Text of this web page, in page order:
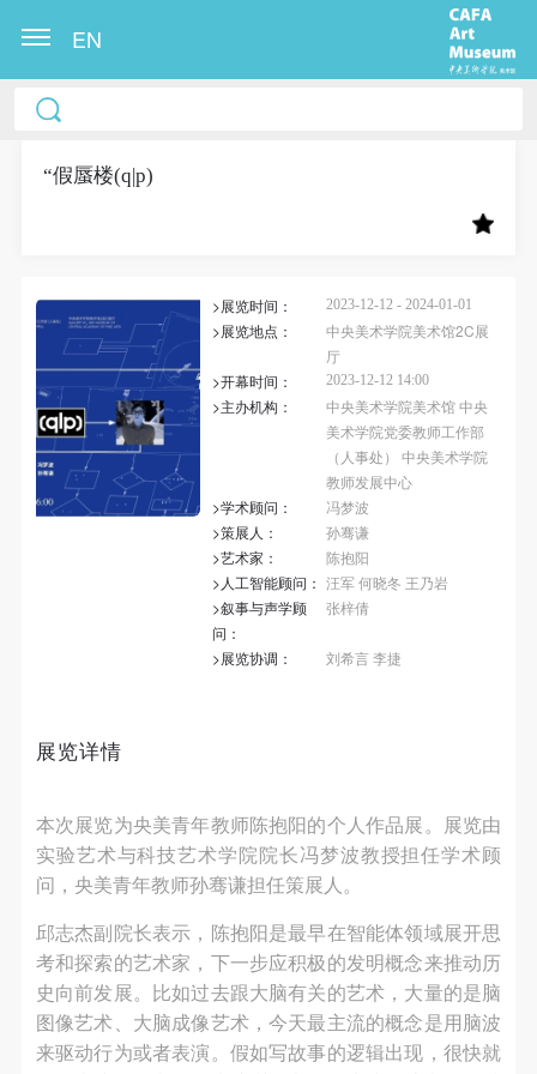
EN
“假蜃楼(q|p)
>展览时间： 2023-12-12 - 2024-01-01
>展览地点：
中央美术学院美术馆2C展
厅
>开幕时间：
2023-12-12 14:00
>主办机构：
中央美术学院美术馆 中央
美术学院党委教师工作部
（人事处） 中央美术学院
教师发展中心
>学术顾问：
冯梦波
>策展人：
孙骞谦
>艺术家：
陈抱阳
>人工智能顾问： 汪军 何晓冬 王乃岩
>叙事与声学顾
问：
张梓倩
>展览协调： 刘希言 李捷
展览详情
本次展览为央美青年教师陈抱阳的个人作品展。展览由
实验艺术与科技艺术学院院长冯梦波教授担任学术顾
问，央美青年教师孙骞谦担任策展人。
邱志杰副院长表示，陈抱阳是最早在智能体领域展开思
考和探索的艺术家，下一步应积极的发明概念来推动历
史向前发展。比如过去跟大脑有关的艺术，大量的是脑
图像艺术、大脑成像艺术，今天最主流的概念是用脑波
来驱动行为或者表演。假如写故事的逻辑出现，很快就
快捷登录 帐号密码登录
登录
可使用雅昌艺术网会员账户登录
中央美术学院美术馆出版授权协议书
称“CAFAM”），愿意将本人参与中央美术学院美术馆
动）的涉及本人的图像、照片、文字、著作、活动成
作发表、出版。中央美术学院可以以电子、网络及其
它数字媒体形式公开出版，并同意编入《中国知识资
源总库》《中央美术学院资料库》《中央美术学院美
术馆资料库》等相关资料、文献、档案机构和平台，
在中央美术学院中使用和在互联网上传播，同意按相
关“章程”规定享受相关权益。
中央美术学院美术馆活动安全免责协议书
本次活动公平公正、自愿参加与退出、风险与责任自
负的原则。但活动有风险，参加者应有必要的风险意
律、法规，必须遵循道德和社会公德规范，并应该具
品质。
第三条
参加本次活动人员应该是成年人（具有完全民事行为
同下参观。
第四条
参加活动者在此次活动期间的人身安全责任自负。鼓
励参加者自行购买人身安全保险。活动中一旦出现事
中央美术学院美术馆出版授权协议书
称“CAFAM”），愿意将本人参与中央美术学院美术馆
动）的涉及本人的图像、照片、文字、著作、活动成
作发表、出版。中央美术学院可以以电子、网络及其
它数字媒体形式公开出版，并同意编入《中国知识资
源总库》《中央美术学院资料库》《中央美术学院美
术馆资料库》等相关资料、文献、档案机构和平台，
在中央美术学院中使用和在互联网上传播，同意按相
关“章程”规定享受相关权益。
中央美术学院美术馆活动安全免责协议书
本次活动公平公正、自愿参加与退出、风险与责任自
负的原则。但活动有风险，参加者应有必要的风险意
律、法规，必须遵循道德和社会公德规范，并应该具
品质。
第三条
参加本次活动人员应该是成年人（具有完全民事行为
同下参观。
第四条
参加活动者在此次活动期间的人身安全责任自负。鼓
励参加者自行购买人身安全保险。活动中一旦出现事
中央美术学院美术馆出版授权协议书
称“CAFAM”），愿意将本人参与中央美术学院美术馆
动）的涉及本人的图像、照片、文字、著作、活动成
作发表、出版。中央美术学院可以以电子、网络及其
它数字媒体形式公开出版，并同意编入《中国知识资
源总库》《中央美术学院资料库》《中央美术学院美
术馆资料库》等相关资料、文献、档案机构和平台，
在中央美术学院中使用和在互联网上传播，同意按相
关“章程”规定享受相关权益。
中央美术学院美术馆活动安全免责协议书
本次活动公平公正、自愿参加与退出、风险与责任自
负的原则。但活动有风险，参加者应有必要的风险意
律、法规，必须遵循道德和社会公德规范，并应该具
品质。
第三条
参加本次活动人员应该是成年人（具有完全民事行为
同下参观。
第四条
参加活动者在此次活动期间的人身安全责任自负。鼓
励参加者自行购买人身安全保险。活动中一旦出现事